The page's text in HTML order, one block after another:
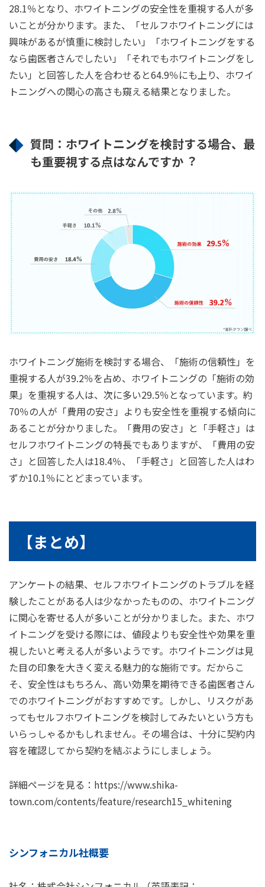
28.1％となり、ホワイトニングの安全性を重視する⼈が多
いことが分かります。また、「セルフホワイトニングには
興味があるが慎重に検討したい」「ホワイトニングをする
なら⻭医者さんでしたい」「それでもホワイトニングをし
たい」と回答した⼈を合わせると64.9％にも上り、ホワイ
トニングへの関⼼の⾼さも窺える結果となりました。
質問：ホワイトニングを検討する場合、最
も重要視する点はなんですか︖
ホワイトニング施術を検討する場合、「施術の信頼性」を
重視する⼈が39.2％を占め、ホワイトニングの「施術の効
果」を重視する⼈は、次に多い29.5％となっています。約
70％の⼈が「費⽤の安さ」よりも安全性を重視する傾向に
あることが分かりました。「費⽤の安さ」と「⼿軽さ」は
セルフホワイトニングの特⻑でもありますが、「費⽤の安
さ」と回答した⼈は18.4％、「⼿軽さ」と回答した⼈はわ
ずか10.1％にとどまっています。
【まとめ】
アンケートの結果、セルフホワイトニングのトラブルを経
験したことがある⼈は少なかったものの、ホワイトニング
に関⼼を寄せる⼈が多いことが分かりました。また、ホワ
イトニングを受ける際には、値段よりも安全性や効果を重
視したいと考える⼈が多いようです。ホワイトニングは⾒
た⽬の印象を⼤きく変える魅⼒的な施術です。だからこ
そ、安全性はもちろん、⾼い効果を期待できる⻭医者さん
でのホワイトニングがおすすめです。しかし、リスクがあ
ってもセルフホワイトニングを検討してみたいという⽅も
いらっしゃるかもしれません。その場合は、⼗分に契約内
容を確認してから契約を結ぶようにしましょう。
詳細ページを見る： https://www.shika-
town.com/contents/feature/research15_whitening
シンフォニカル社概要